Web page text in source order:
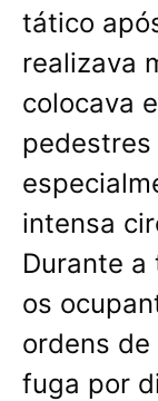
tático
realizava
colocava
pedestres
intensa
Durante
os
ordens
fuga por